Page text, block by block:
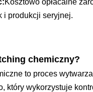
Kosztowo opłacalne
i produkcji seryjnej.
chemiczny?
to proces
który wykorzystuje